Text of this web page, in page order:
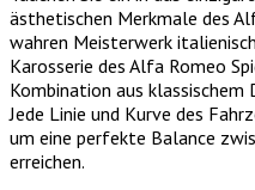
ästhetischen Merkmale des
wahren Meisterwerk
Karosserie des Alfa Romeo
Kombination aus klassischem
Jede Linie und Kurve des
um eine perfekte Balance
erreichen.